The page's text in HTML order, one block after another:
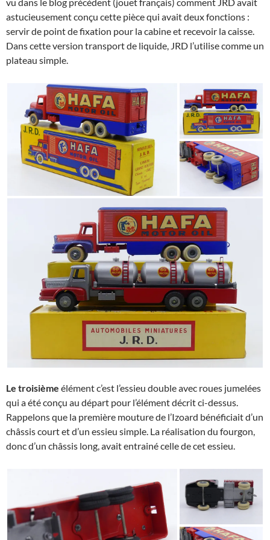
astucieusement conçu cette pièce qui avait deux fonctions :
servir de point de fixation pour la cabine et recevoir la caisse.
Dans cette version transport de liquide, JRD l’utilise comme un
plateau simple.
Le troisième élément c’est l’essieu double avec roues jumelées
qui a été conçu au départ pour l’élément décrit ci-dessus.
Rappelons que la première mouture de l’Izoard bénéficiait d’un
châssis court et d’un essieu simple. La réalisation du fourgon,
donc d’un châssis long, avait entrainé celle de cet essieu.